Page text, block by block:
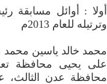
أولا : أوائل مسابقة
وترتيله للعام 2013م
محمد خالد ياسين محمد
على يحيى محافظة
محافظة عدن الثالث،